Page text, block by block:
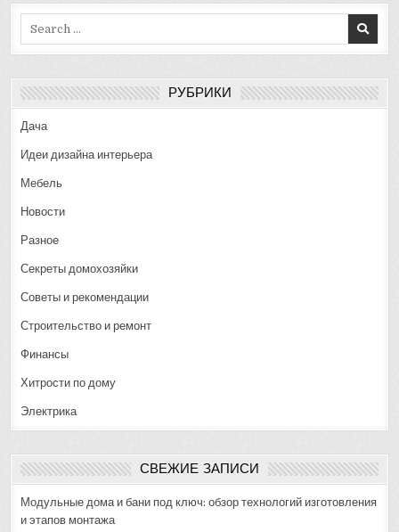
РУБРИКИ
Дача
Идеи дизайна интерьера
Мебель
Новости
Разное
Секреты домохозяйки
Советы и рекомендации
Строительство и ремонт
Финансы
Хитрости по дому
Электрика
СВЕЖИЕ ЗАПИСИ
Модульные дома и бани под ключ: обзор технологий изготовления
и этапов монтажа